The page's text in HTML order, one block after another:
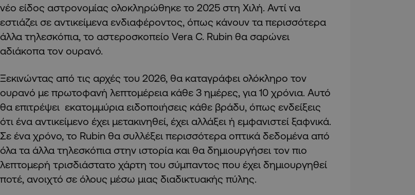
νέο είδος αστρονομίας ολοκληρώθηκε το 2025 στη Χιλή. Αντί να
εστιάζει σε αντικείμενα ενδιαφέροντος, όπως κάνουν τα περισσότερα
άλλα τηλεσκόπια, το αστεροσκοπείο Vera C. Rubin θα σαρώνει
αδιάκοπα τον ουρανό.
Ξεκινώντας από τις αρχές του 2026, θα καταγράφει ολόκληρο τον
ουρανό με πρωτοφανή λεπτομέρεια κάθε 3 ημέρες, για 10 χρόνια. Αυτό
θα επιτρέψει εκατομμύρια ειδοποιήσεις κάθε βράδυ, όπως ενδείξεις
ότι ένα αντικείμενο έχει μετακινηθεί, έχει αλλάξει ή εμφανιστεί ξαφνικά.
Σε ένα χρόνο, το Rubin θα συλλέξει περισσότερα οπτικά δεδομένα από
όλα τα άλλα τηλεσκόπια στην ιστορία και θα δημιουργήσει τον πιο
λεπτομερή τρισδιάστατο χάρτη του σύμπαντος που έχει δημιουργηθεί
ποτέ, ανοιχτό σε όλους μέσω μιας διαδικτυακής πύλης.